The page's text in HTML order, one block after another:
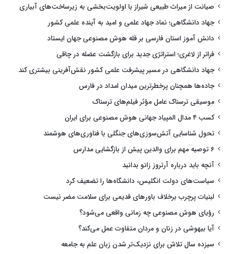
صیانت از میراث طبیعی شیراز با اولویت‌بخشی به زیرساخت‌های آبیاری
جهاد دانشگاهی؛ نماد جهاد علمی و امید به آینده علمی کشور
دانش آموز استان فارسی بر قله هوش مصنوعی جهان ایستاد
فراتر از لاغری؛ استراتژی جدید برای بازگشت عضله در چاقی
جهاد دانشگاهی در مسیر پیشرفت علمی کشور نقش‌آفرینی بیشتری کند
جاده‌ها همچنان پرخطرترین میدان امداد در فارس
موسیقی ترسناک عامل مؤثر فیلم‌های ترسناک
کسب ۴ مدال المپیاد جهانی هوش مصنوعی برای ایران
تحول شناسایی آتش‌سوزی‌های جنگلی با فناوری‌های هوشمند
۶ توصیه مهم برای والدین پیش از بازگشایی مدارس
آنچه باید درباره آرتروز زانو بدانید
سیاست‌های دولت انگلیس، دانشگاه‌ها را تضعیف کرد
لبنیات پرچرب برخلاف باورهای قدیمی برای سلامت مضر نیست
رؤیای هوش مصنوعی چه زمانی واقعی می‌شود؟
آیا بیهوشی در زنان و مردان متفاوت عمل می‌کند؟
سیزده سال تلاش برای نزدیک‌تر شدن زبان علم به جامعه